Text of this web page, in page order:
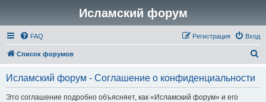
Исламский форум
FAQ Вход
Регистрация
Список форумов
Исламский форум - Соглашение о конфиденциальности
Это соглашение подробно объясняет, как «Исламский форум» и его